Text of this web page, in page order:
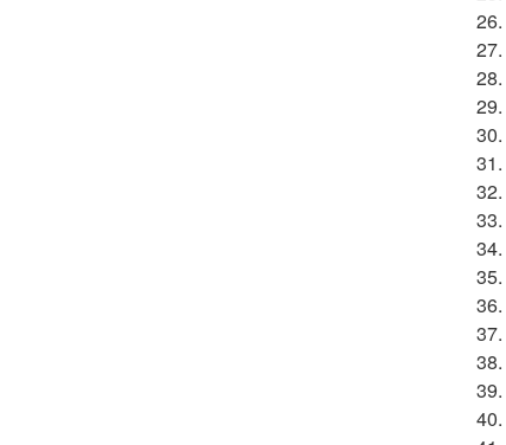
26.
27.
28.
29.
30.
31.
32.
33.
34.
35.
36.
37.
38.
39.
40.